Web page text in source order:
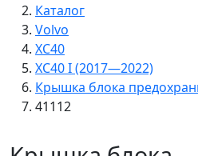
Каталог
Volvo
XC40
XC40 I (2017—2022)
Крышка блока
41112